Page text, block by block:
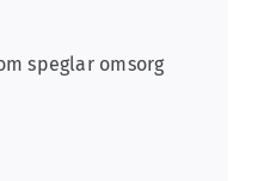
speglar omsorg